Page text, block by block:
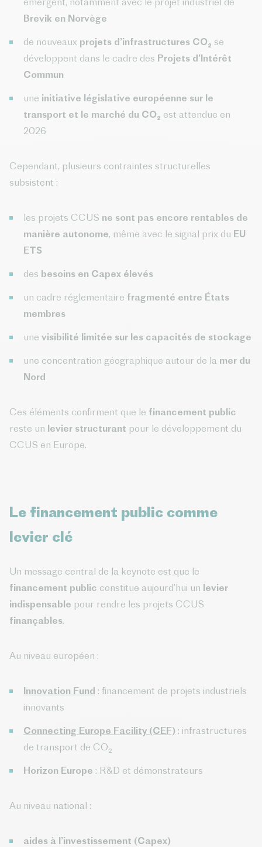
Brevik en Norvège
de nouveaux projets d’infrastructures CO₂ se
développent dans le cadre des Projets d’Intérêt
Commun
une initiative législative européenne sur le
transport et le marché du CO₂ est attendue en
2026
Cependant, plusieurs contraintes structurelles
subsistent :
les projets CCUS ne sont pas encore rentables de
manière autonome, même avec le signal prix du EU
ETS
des besoins en Capex élevés
un cadre réglementaire fragmenté entre États
membres
une visibilité limitée sur les capacités de stockage
une concentration géographique autour de la mer du
Nord
Ces éléments confirment que le financement public
reste un levier structurant pour le développement du
CCUS en Europe.
Le financement public comme
levier clé
Un message central de la keynote est que le
financement public constitue aujourd’hui un levier
indispensable pour rendre les projets CCUS
finançables.
Au niveau européen :
Innovation Fund : financement de projets industriels
innovants
Connecting Europe Facility (CEF) : infrastructures
de transport de CO₂
Horizon Europe : R&D et démonstrateurs
Au niveau national :
aides à l’investissement (Capex)